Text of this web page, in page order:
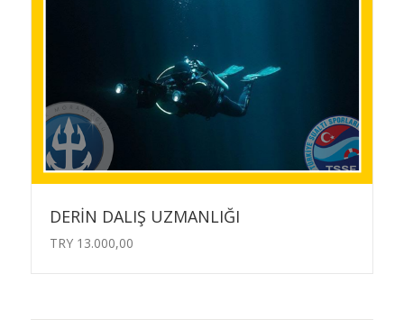
DERİN DALIŞ UZMANLIĞI
TRY 13.000,00